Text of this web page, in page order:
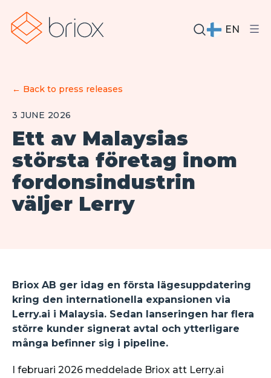
EN
← Back to press releases
3 JUNE 2026
Ett av Malaysias
största företag inom
fordonsindustrin
väljer Lerry
Briox AB ger idag en första lägesuppdatering
kring den internationella expansionen via
Lerry.ai i Malaysia. Sedan lanseringen har flera
större kunder signerat avtal och ytterligare
många befinner sig i pipeline.
I februari 2026 meddelade Briox att Lerry.ai